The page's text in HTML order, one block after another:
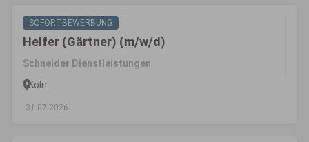
SOFORTBEWERBUNG
Helfer (Gärtner) (m/w/d)
Schneider Dienstleistungen
Köln
31.07.2026